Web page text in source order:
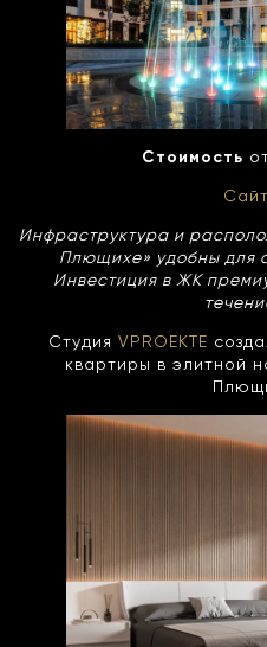
Стоимость
Инфраструктура и
Плющихе» удобны для
Инвестиция в ЖК
СтудияVPROEKTE
квартиры в элитной